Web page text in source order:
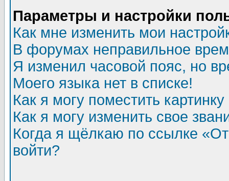
Параметры и настройки
Как мне изменить мои
В форумах неправильное
Я изменил часовой пояс, но
Моего языка нет в списке!
Как я могу поместить
Как я могу изменить свое
Когда я щёлкаю по ссылке
войти?